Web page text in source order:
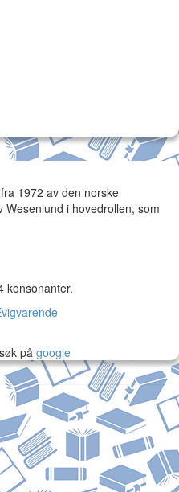
1972 av den norske
Wesenlund i hovedrollen, som
konsonanter.
på google